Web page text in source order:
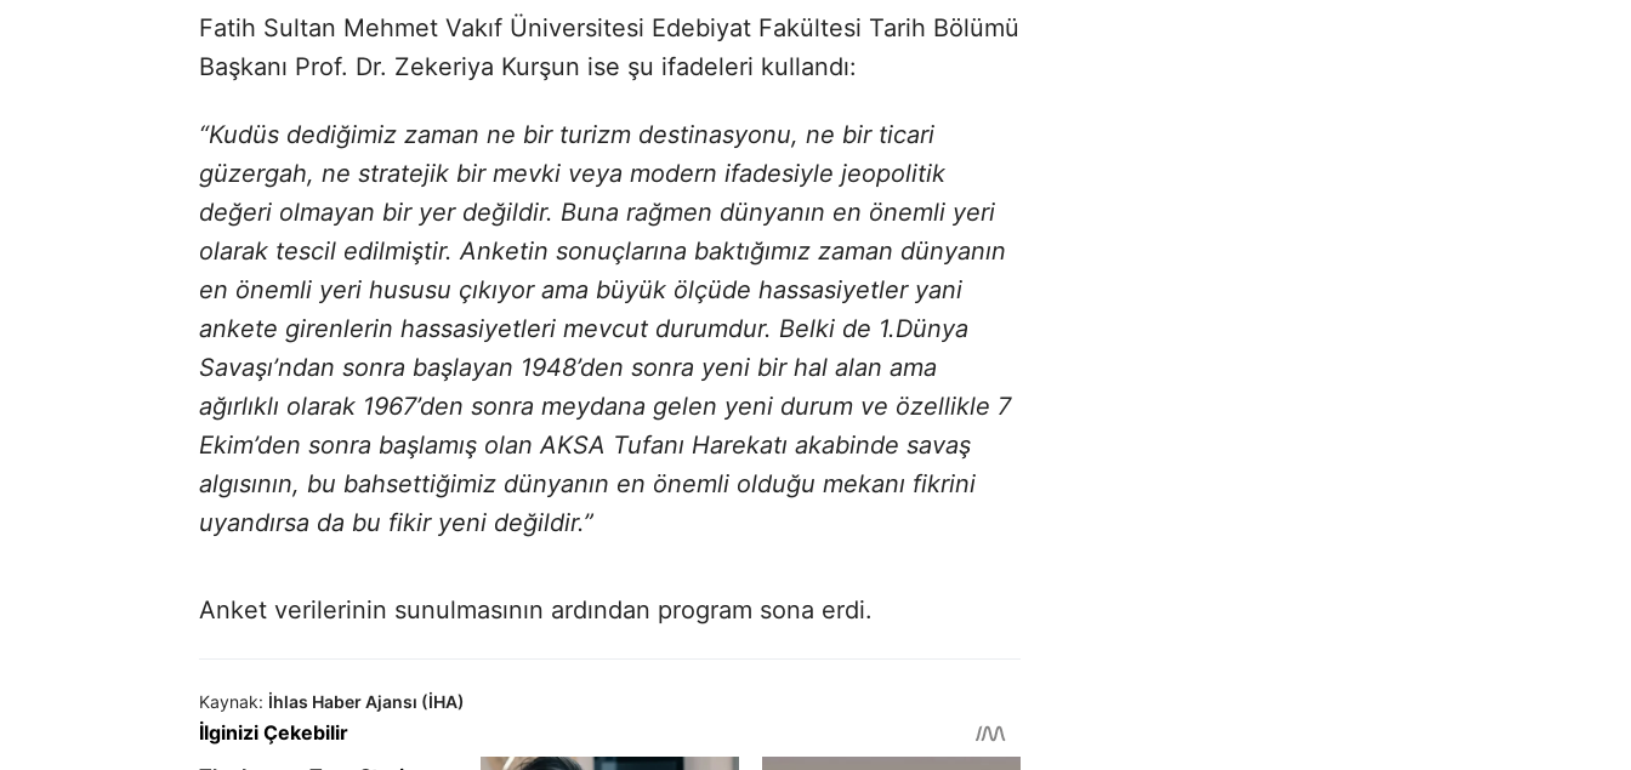
Fatih Sultan Mehmet Vakıf Üniversitesi Edebiyat Fakültesi Tarih Bölümü
Başkanı Prof. Dr. Zekeriya Kurşun ise şu ifadeleri kullandı:
“Kudüs dediğimiz zaman ne bir turizm destinasyonu, ne bir ticari
güzergah, ne stratejik bir mevki veya modern ifadesiyle jeopolitik
değeri olmayan bir yer değildir. Buna rağmen dünyanın en önemli yeri
olarak tescil edilmiştir. Anketin sonuçlarına baktığımız zaman dünyanın
en önemli yeri hususu çıkıyor ama büyük ölçüde hassasiyetler yani
ankete girenlerin hassasiyetleri mevcut durumdur. Belki de 1.Dünya
Savaşı’ndan sonra başlayan 1948’den sonra yeni bir hal alan ama
ağırlıklı olarak 1967’den sonra meydana gelen yeni durum ve özellikle 7
Ekim’den sonra başlamış olan AKSA Tufanı Harekatı akabinde savaş
algısının, bu bahsettiğimiz dünyanın en önemli olduğu mekanı fikrini
uyandırsa da bu fikir yeni değildir.”
Anket verilerinin sunulmasının ardından program sona erdi.
Kaynak: İhlas Haber Ajansı (İHA)